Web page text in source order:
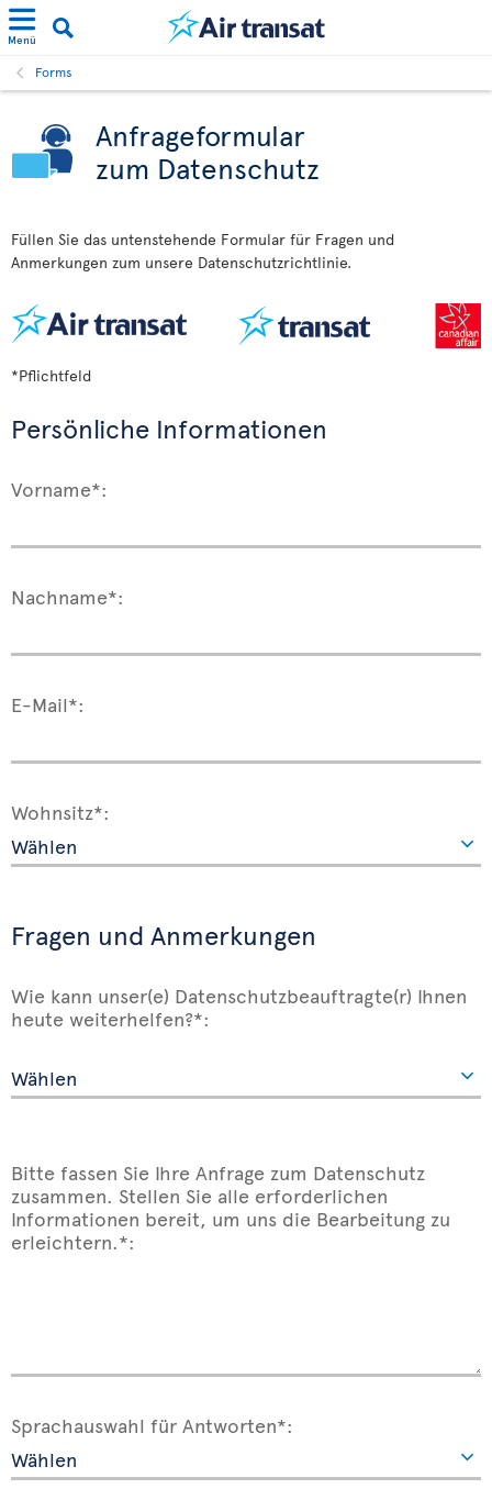
Menü
Forms
Anfrageformular
zum Datenschutz
Füllen Sie das untenstehende Formular für Fragen und
Anmerkungen zum unsere Datenschutzrichtlinie.
*Pflichtfeld
Persönliche Informationen
Vorname*:
Nachname*:
E-Mail*:
Wohnsitz*:
Fragen und Anmerkungen
Wie kann unser(e) Datenschutzbeauftragte(r) Ihnen
heute weiterhelfen?*:
Bitte fassen Sie Ihre Anfrage zum Datenschutz
zusammen. Stellen Sie alle erforderlichen
Informationen bereit, um uns die Bearbeitung zu
erleichtern.*:
Sprachauswahl für Antworten*: